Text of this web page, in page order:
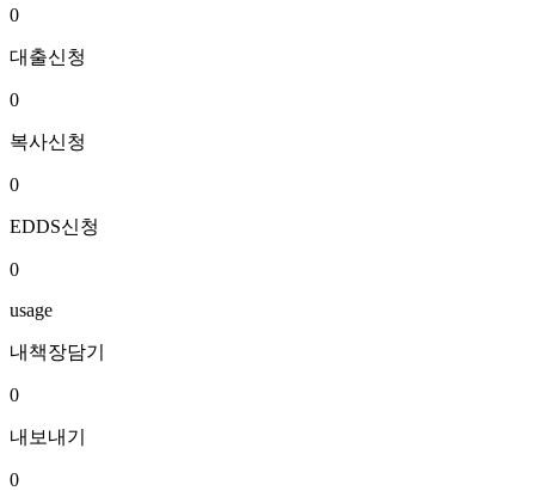
0
대출신청
0
복사신청
0
EDDS신청
0
usage
내책장담기
0
내보내기
0